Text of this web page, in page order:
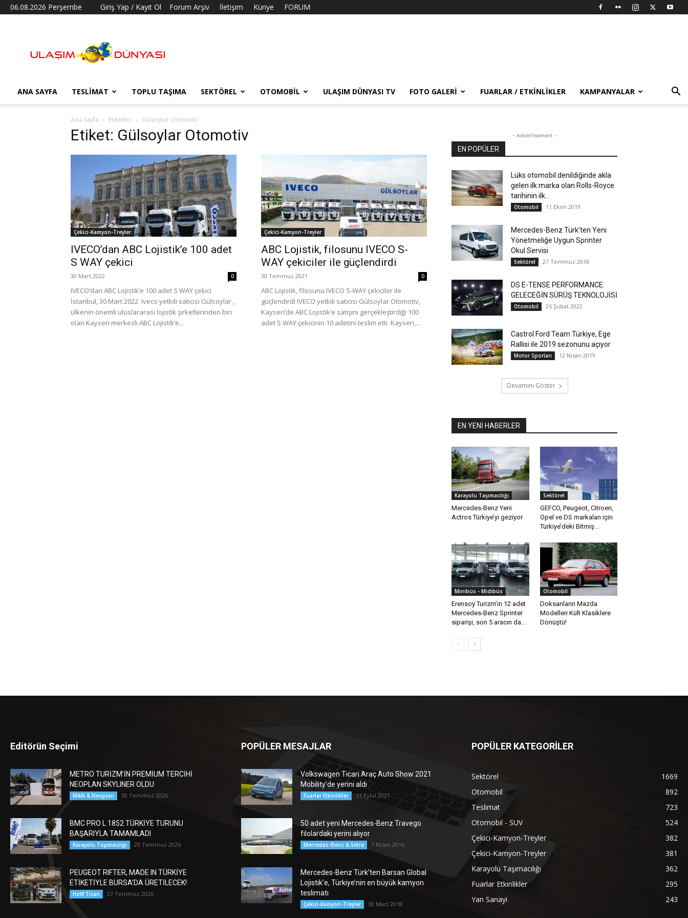
06.08.2026 Perşembe Giriş Yap / Kayıt Ol Forum Arşiv İletişim Künye FORUM
Dünyası
ANA SAYFA TESLIMAT TOPLU TAŞIMA SEKTÖREL OTOMOBIL ULAŞIM DÜNYASI TV FOTO GALERI FUARLAR / ETKINLIKLER KAMPANYALAR
Ana Sayfa Etiketler Gülsoylar Otomotiv
Etiket: Gülsoylar Otomotiv
Çekici-Kamyon-Treyler
IVECO’dan ABC Lojistik’e 100 adet
S WAY çekici
30 Mart 2022 0
IVECO’dan ABC Lojistik’e 100 adet S WAY çekici
İstanbul, 30 Mart 2022 Iveco yetkili satıcısı Gülsoylar ,
ülkenin önemli uluslararası lojistik şirketlerinden biri
olan Kayseri merkezli ABC Lojistik’e...
Çekici-Kamyon-Treyler
ABC Lojistik, filosunu IVECO S-
WAY çekiciler ile güçlendirdi
30 Temmuz 2021 0
ABC Lojistik, filosunu IVECO S-WAY çekiciler ile
güçlendirdi IVECO yetkili satıcısı Gülsoylar Otomotiv,
Kayseri’de ABC Lojistik’e satışını gerçekleştirdiği 100
adet S WAY çekicinin 10 adetini teslim etti. Kayseri,...
- Advertisement -
EN POPÜLER
Lüks otomobil denildiğinde akla
gelen ilk marka olan Rolls-Royce
tarihinin ilk...
Otomobil 11 Ekim 2019
Mercedes-Benz Türk’ten Yeni
Yönetmeliğe Uygun Sprinter
Okul Servisi
Sektörel 27 Temmuz 2018
DS E-TENSE PERFORMANCE:
GELECEĞİN SÜRÜŞ TEKNOLOJİSİ
Otomobil 26 Şubat 2022
Castrol Ford Team Türkiye, Ege
Rallisi ile 2019 sezonunu açıyor
Motor Sporları 12 Nisan 2019
Devamını Göster
EN YENİ HABERLER
Karayolu Taşımacılığı
Mercedes-Benz Yeni
Actros Türkiye’yi geziyor
Sektörel
GEFCO, Peugeot, Citroen,
Opel ve DS markaları için
Türkiye’deki Bitmiş...
Minibüs - Midibüs
Erensoy Turizm’in 12 adet
Mercedes-Benz Sprinter
siparişi, son 5 aracın da...
Otomobil
Doksanların Mazda
Modelleri Kült Klasiklere
Dönüştü!
Editörün Seçimi
METRO TURİZM’İN PREMİUM TERCİHİ
NEOPLAN SKYLINER OLDU
MAN & Neoplan 30 Temmuz 2026
BMC PRO L 1852 TÜRKİYE TURUNU
BAŞARIYLA TAMAMLADI
Karayolu Taşımacılığı 29 Temmuz 2026
PEUGEOT RIFTER, MADE IN TÜRKİYE
ETİKETİYLE BURSA’DA ÜRETİLECEK!
Hafif Ticari 27 Temmuz 2026
POPÜLER MESAJLAR
Volkswagen Ticari Araç Auto Show 2021
Mobility’de yerini aldı
Fuarlar Etkinlikler 13 Eylül 2021
50 adet yeni Mercedes-Benz Travego
filolardaki yerini alıyor
Mercedes-Benz & Setra 7 Nisan 2016
Mercedes-Benz Türk’ten Barsan Global
Lojistik’e, Türkiye’nin en büyük kamyon
teslimatı
Çekici-Kamyon-Treyler 30 Mart 2018
POPÜLER KATEGORİLER
Sektörel
1669
Otomobil
892
Teslimat
723
Otomobil - SUV
524
Çekici-Kamyon-Treyler
382
Çekici-Kamyon-Treyler
381
Karayolu Taşımacılığı
362
Fuarlar Etkinlikler
295
Yan Sanayi
243